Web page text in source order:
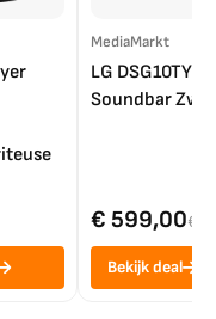
MediaMarkt
LG DSG10TY
Soundbar
€ 599,00€
Bekijk deal